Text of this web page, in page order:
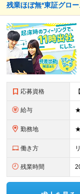
残業ほぼ無*東証グロ
応募資格
給与
勤務地
働き方
残業時間